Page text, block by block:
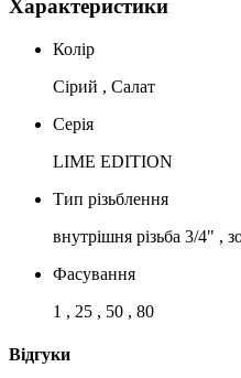
Характеристики
Колір
Сірий , Салат
Серія
LIME EDITION
Тип різьблення
внутрішня різьба 3/4" ,
Фасування
1 , 25 , 50 , 80
Відгуки